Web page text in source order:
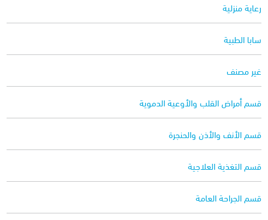
رعاية منزلية
سابا الطبية
غير مصنف
قسم أمراض القلب والأوعية الدموية
قسم الأنف والأذن والحنجرة
قسم التغذية العلاجية
قسم الجراحة العامة